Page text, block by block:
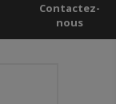
Contactez-
nous